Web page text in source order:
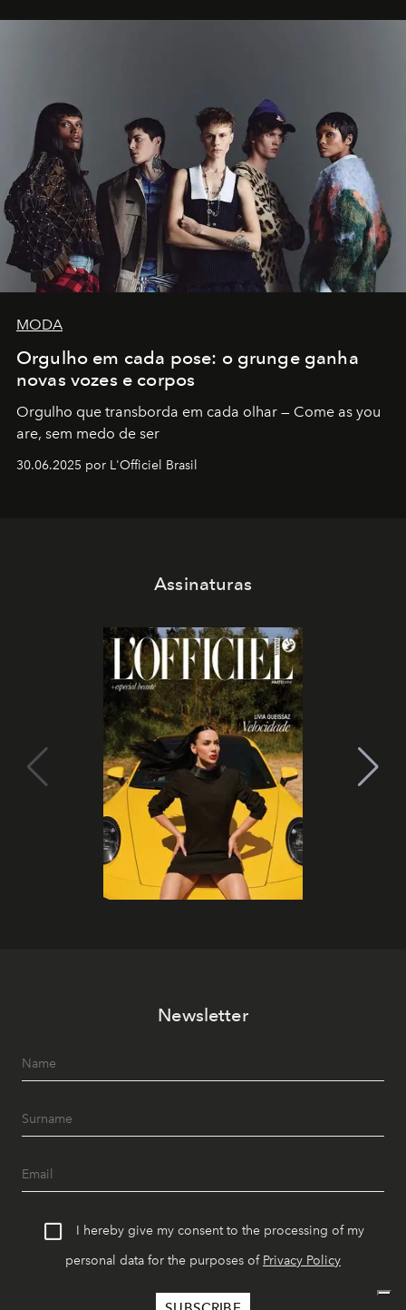
MODA
Orgulho em cada pose: o grunge ganha
novas vozes e corpos
Orgulho que transborda em cada olhar — Come as you
are, sem medo de ser
30.06.2025 por L'Officiel Brasil
Assinaturas
Newsletter
I hereby give my consent to the processing of my
personal data for the purposes of Privacy Policy